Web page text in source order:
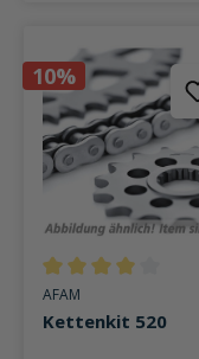
10%
Durchschnittliche
AFAM
Kettenkit 520